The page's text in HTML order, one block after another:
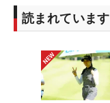
読まれています